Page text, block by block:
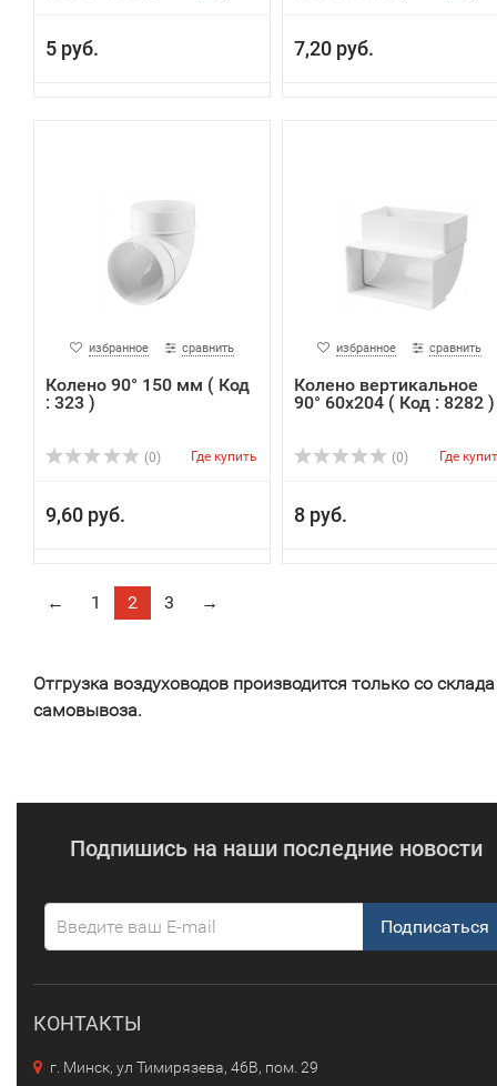
5 руб. 7,20 руб.
избранное сравнить
Колено 90° 150 мм ( Код
: 323 )
(0) Где купить
9,60 руб.
избранное сравнить
Колено вертикальное
90° 60х204 ( Код : 8282 )
(0) Где
8 руб.
← 1 2 3 →
Отгрузка воздуховодов производится только со склада
самовывоза.
Подпишись на наши последние новости
Подписаться
КОНТАКТЫ
г. Минск, ул Тимирязева, 46В, пом. 29